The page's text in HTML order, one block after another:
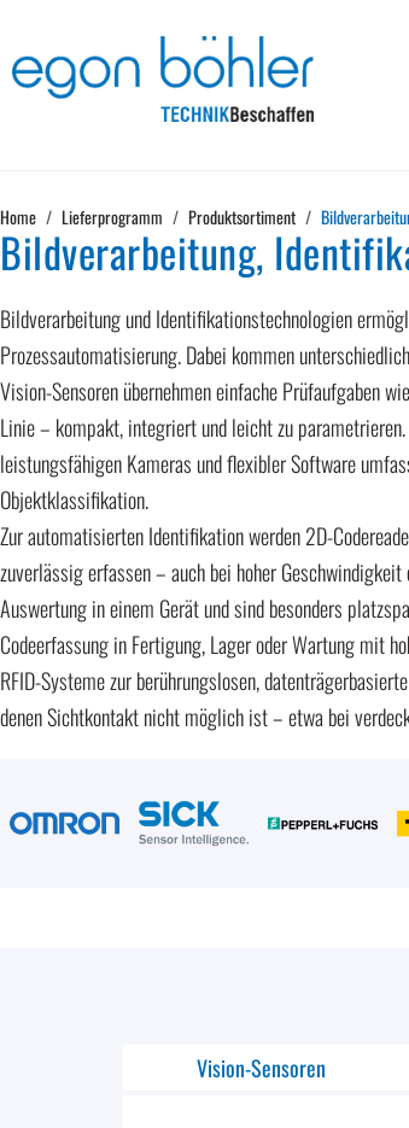
Home Lieferprogramm Produktsortiment
Bildverarbeitung,
Bildverarbeitung und Identifikationstechnologien
Prozessautomatisierung. Dabei kommen
Vision-Sensoren übernehmen einfache Prüfaufgaben
Linie – kompakt, integriert und leicht zu
leistungsfähigen Kameras und flexibler Software
Objektklassifikation.
Zur automatisierten Identifikation werden 2D-
zuverlässig erfassen – auch bei hoher
Auswertung in einem Gerät und sind besonders
Codeerfassung in Fertigung, Lager oder Wartung mit
RFID-Systeme zur berührungslosen,
denen Sichtkontakt nicht möglich ist – etwa bei
Vision-Sensoren